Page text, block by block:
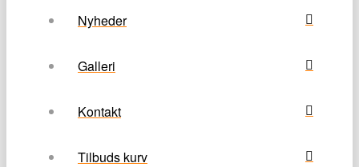
Nyheder
Galleri
Kontakt
Tilbuds kurv